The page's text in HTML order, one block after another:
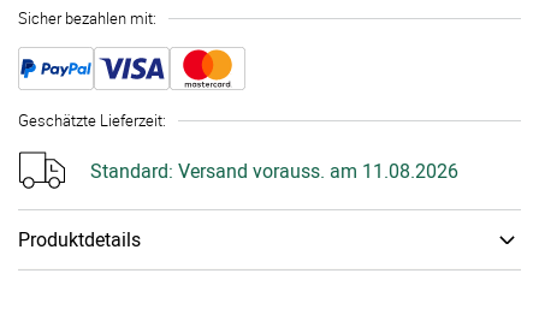
Sicher bezahlen mit:
Geschätzte Lieferzeit:
Standard: Versand vorauss. am 11.08.2026
Produktdetails